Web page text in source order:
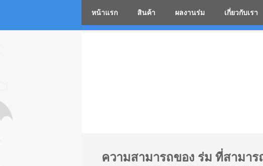
หน้าแรก สินค้า ผลงานร่ม เกี่ยวกับเรา
ความสามารถของ ร่ม ที่สามาร
โรงงานร่มสกรีนโ